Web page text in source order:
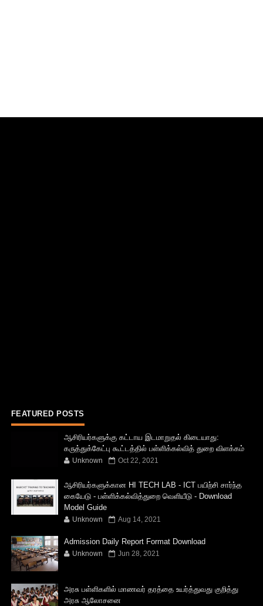
FEATURED POSTS
ஆசிரியர்களுக்கு கட்டாய இடமாறுதல் கிடையாது:
கருத்துக்கேட்பு கூட்டத்தில் பள்ளிக்கல்வித் துறை விளக்கம்
Unknown Oct 22, 2021
ஆசிரியர்களுக்கான HI TECH LAB - ICT பயிற்சி சார்ந்த
கையேடு - பள்ளிக்கல்வித்துறை வெளியீடு - Download
Model Guide
Unknown Aug 14, 2021
Admission Daily Report Format Download
Unknown Jun 28, 2021
அரசு பள்ளிகளில் மாணவர் தரத்தை உயர்த்துவது குறித்து
அரசு ஆலோசனை